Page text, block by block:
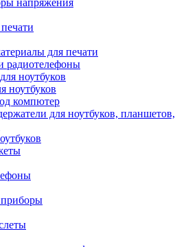
напряжения
для печати
радиотелефоны
ноутбуков
ноутбуков
компютер
для ноутбуков, планшетов,